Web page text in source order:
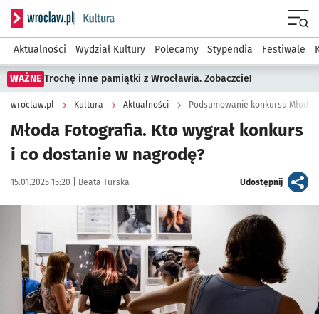
Serwis informacyjny wroclaw.pl podserwis: Kultura
Aktualności Wydział Kultury Polecamy Stypendia Festiwale
WAŻNE Trochę inne pamiątki z Wrocławia. Zobaczcie!
wroclaw.pl Kultura Aktualności Podsumowanie konkursu Młoda
Młoda Fotografia. Kto wygrał konkurs
i co dostanie w nagrodę?
Data publikacji:
15.01.2025 15:20 | Autor:
Beata Turska Udostępnijartykuł
Kliknij, aby powiększyć